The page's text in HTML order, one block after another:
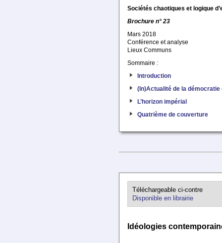
Sociétés chaotiques et logique
Brochure n° 23
Mars 2018
Conférence et analyse
Lieux Communs
Sommaire :
Introduction
(In)Actualité de la démocratie
L’horizon impérial
Quatrième de couverture
Téléchargeable ci-contre
Disponible en librairie
Idéologies